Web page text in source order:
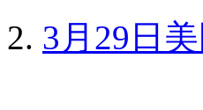
3月29日